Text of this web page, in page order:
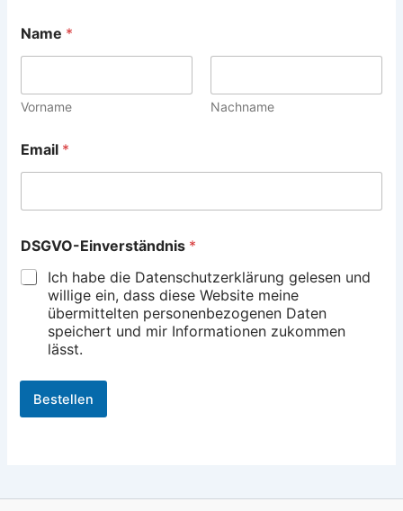
Name *
Vorname Nachname
Email *
m
a
i
DSGVO-Einverständnis *
Ich habe die Datenschutzerklärung gelesen und
willige ein, dass diese Website meine
übermittelten personenbezogenen Daten
speichert und mir Informationen zukommen
lässt.
Bestellen